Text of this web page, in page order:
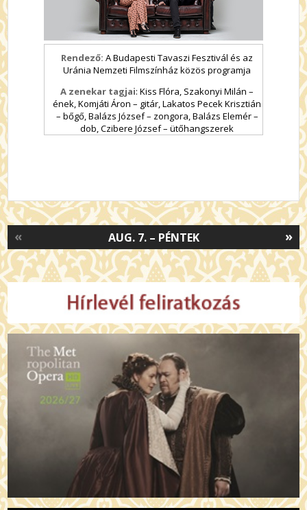
Rendező: A Budapesti Tavaszi Fesztivál és az
Uránia Nemzeti Filmszínház közös programja
A zenekar tagjai: Kiss Flóra, Szakonyi Milán –
ének, Komjáti Áron – gitár, Lakatos Pecek Krisztián
– bőgő, Balázs József – zongora, Balázs Elemér –
dob, Czibere József – ütőhangszerek
»
AUG. 7. – PÉNTEK
«